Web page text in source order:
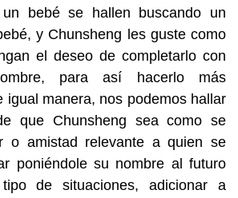
bebé se hallen buscando un
y Chunsheng les guste como
el deseo de completarlo con
para así hacerlo más
igual manera, nos podemos hallar
que Chunsheng sea como se
o amistad relevante a quien se
poniéndole su nombre al futuro
de situaciones, adicionar a